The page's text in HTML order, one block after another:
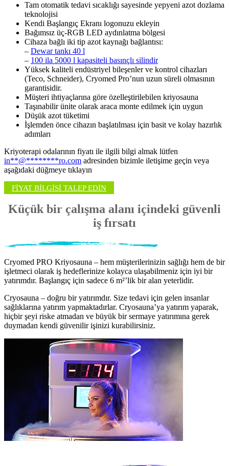
Tam otomatik tedavi sıcaklığı sayesinde yepyeni azot dozlama
teknolojisi
Kendi Başlangıç Ekranı logonuzu ekleyin
Bağımsız üç-RGB LED aydınlatma bölgesi
Cihaza bağlı iki tip azot kaynağı bağlantısı:
– Dewar tankı 40 l
– 100 ila 5000 l kapasiteli basınçlı silindir
Yüksek kaliteli endüstriyel bileşenler ve kontrol cihazları
(Teco, Schneider), Cryomed Pro’nun uzun süreli olmasının
garantisidir.
Müşteri ihtiyaçlarına göre özelleştirilebilen kriyosauna
Taşınabilir ünite olarak araca monte edilmek için uygun
Düşük azot tüketimi
İşlemden önce cihazın başlatılması için basit ve kolay hazırlık
adımları
Kriyoterapi odalarının fiyatı ile ilgili bilgi almak lütfen
in**@********ro.com adresinden bizimle iletişime geçin veya
aşağıdaki düğmeye tıklayın
FİYAT BİLGİSİ TALEP EDİN
Küçük bir çalışma alanı içindeki güvenli
iş fırsatı
Cryomed PRO Kriyosauna – hem müşterilerinizin sağlığı hem de bir
işletmeci olarak iş hedeflerinize kolayca ulaşabilmeniz için iyi bir
yatırımdır. Başlangıç için sadece 6 m²’lik bir alan yeterlidir.
Cryosauna – doğru bir yatırımdır. Size tedavi için gelen insanlar
sağlıklarına yatırım yapmaktadırlar. Cryosauna’ya yatırım yaparak,
hiçbir şeyi riske atmadan ve büyük bir sermaye yatırımına gerek
duymadan kendi güvenilir işinizi kurabilirsiniz.